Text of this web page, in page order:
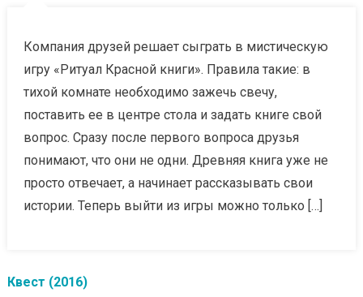
Компания друзей решает сыграть в мистическую
игру «Ритуал Красной книги». Правила такие: в
тихой комнате необходимо зажечь свечу,
поставить ее в центре стола и задать книге свой
вопрос. Сразу после первого вопроса друзья
понимают, что они не одни. Древняя книга уже не
просто отвечает, а начинает рассказывать свои
истории. Теперь выйти из игры можно только […]
Квест (2016)